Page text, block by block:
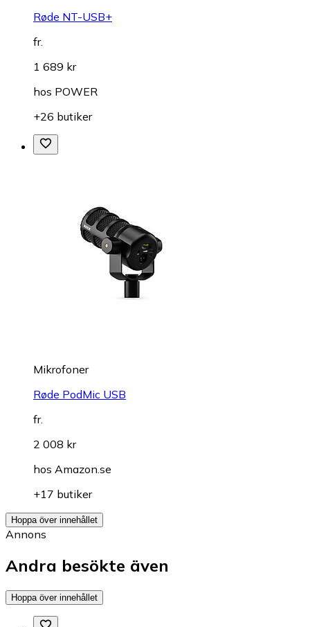
Røde NT-USB+
fr.
1 689 kr
hos POWER
+26 butiker
Mikrofoner
Røde PodMic USB
fr.
2 008 kr
hos Amazon.se
+17 butiker
Hoppa över innehållet
Annons
Andra besökte även
Hoppa över innehållet